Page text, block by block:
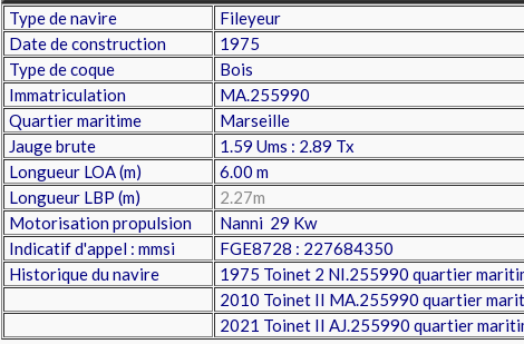
Type de navire
Fileyeur
Date de construction
1975
Type de coque
Bois
Immatriculation
MA.255990
Quartier maritime
Marseille
Jauge brute
1.59 Ums : 2.89 Tx
Longueur LOA (m)
6.00 m
Longueur LBP (m)
2.27m
Motorisation propulsion
Nanni 29 Kw
Indicatif d'appel : mmsi
FGE8728 : 227684350
Historique du navire
1975 Toinet 2 NI.255990 quartier
2010 Toinet II MA.255990 quartier
2021 Toinet II AJ.255990 quartier